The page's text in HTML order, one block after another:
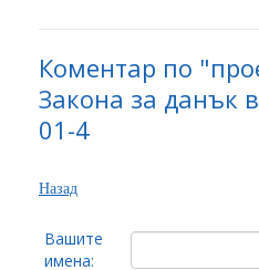
Коментар по
Закона за данък
01-4
Назад
Вашите
имена: